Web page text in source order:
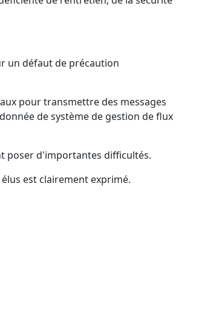
un défaut de précaution
pour transmettre des messages
de système de gestion de flux
poser d'importantes difficultés.
est clairement exprimé.